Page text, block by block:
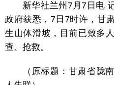
新华社兰州7月7日电
政府获悉，7日7时许，甘
生山体滑坡，目前已致多
查、抢救。
（原标题：甘肃省陇